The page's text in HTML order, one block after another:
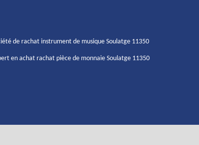
de rachat instrument de musique Soulatge 11350
en achat rachat pièce de monnaie Soulatge 11350